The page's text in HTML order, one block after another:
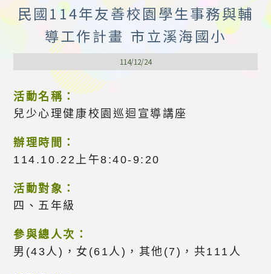
民國114年友善校園學生事務與輔
導工作計畫 市立溪海國小
114/12/24
活動名稱：
兒少心理健康校園巡迴宣導講座
辦理時間：
114.10.22上午8:40-9:20
活動對象：
四、五年級
參與總人次：
男(43人)，女(61人)，其他(7)，共111人